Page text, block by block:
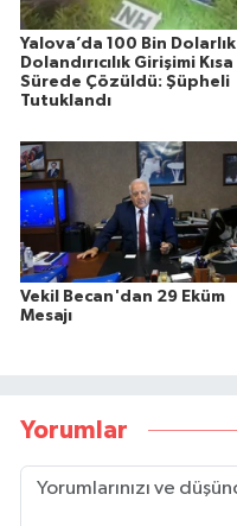
Yalova’da 100 Bin Dolarlık
Dolandırıcılık Girişimi Kısa
Sürede Çözüldü: Şüpheli
Tutuklandı
Vekil Becan'dan 29 Eküm
Mesajı
Yorumlar